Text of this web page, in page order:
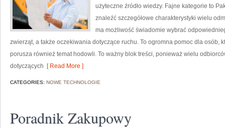
użyteczne źródło wiedzy. Fajne kategorie to
znaleźć szczegółowe charakterystyki wielu
ma możliwość świadomie wybrać
zwierząt, a także oczekiwania dotyczące ruchu. To ogromna pomoc dla osób,
porusza również temat hodowli. To ważny blok treści, ponieważ wielu
dotyczących [ Read More ]
CATEGORIES: NOWE TECHNOLOGIE
Poradnik Zakupowy